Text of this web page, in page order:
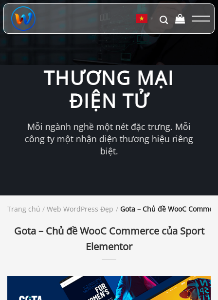
Chuyển
đến
dung
▼
THƯƠNG MẠI
ĐIỆN TỬ
Mỗi ngành nghề một nét đặc trưng. Mỗi
công ty một nhận diện thương hiệu riêng
biệt.
Trang chủ / Web WordPress Đẹp / Gota – Chủ đề WooC
Gota – Chủ đề WooC Commerce của Sport
Elementor